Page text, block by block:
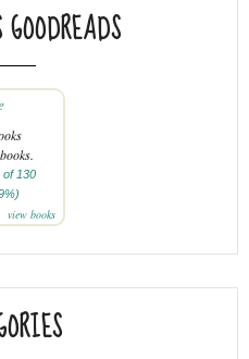
of 130
view books